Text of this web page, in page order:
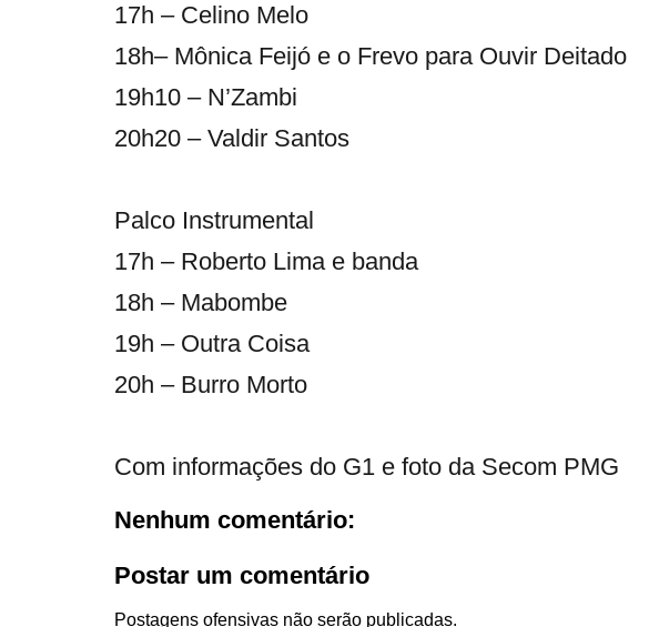
17h – Celino Melo
18h– Mônica Feijó e o Frevo para Ouvir Deitado
19h10 – N’Zambi
20h20 – Valdir Santos
Palco Instrumental
17h – Roberto Lima e banda
18h – Mabombe
19h – Outra Coisa
20h – Burro Morto
Com informações do G1 e foto da Secom PMG
Nenhum comentário:
Postar um comentário
Postagens ofensivas não serão publicadas.